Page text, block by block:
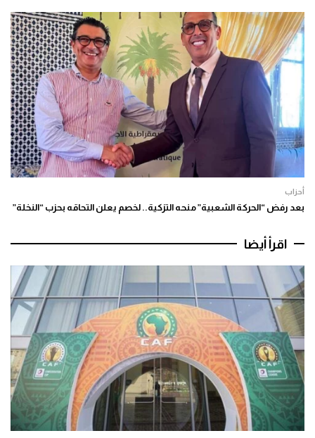
أحزاب
بعد رفض “الحركة الشعبية” منحه التزكية.. لخصم يعلن التحاقه بحزب “النخلة”
اقرأ أيضا